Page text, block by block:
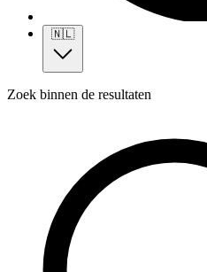
🇳🇱
Zoek binnen de resultaten